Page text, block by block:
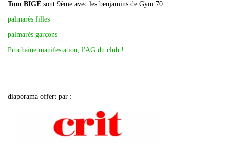
Tom BIGÉ sont 9ème avec les benjamins de Gym 70.
palmarès filles
palmarès garçons
Prochaine manifestation, l'AG du club !
diaporama offert par :